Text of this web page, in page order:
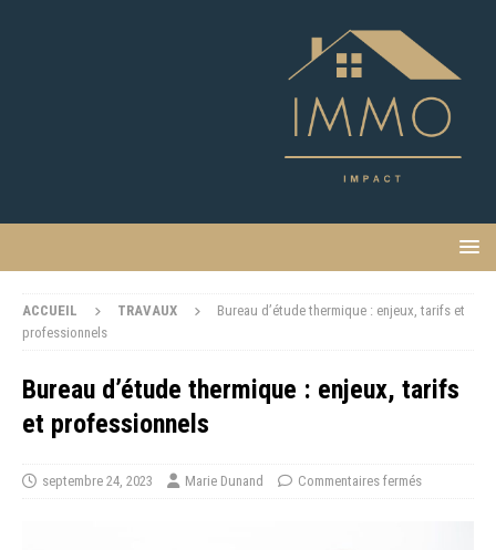
ACCUEIL TRAVAUX
Bureau d’étude thermique : enjeux, tarifs et
professionnels
Bureau d’étude thermique : enjeux, tarifs
et professionnels
septembre 24, 2023 Marie Dunand Commentaires fermés